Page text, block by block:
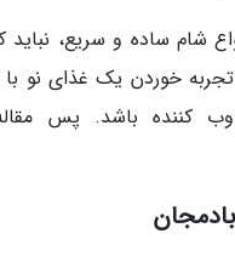
شام ساده و سریع، نباید
تجربه خوردن یک غذای نو
کننده باشد. پس